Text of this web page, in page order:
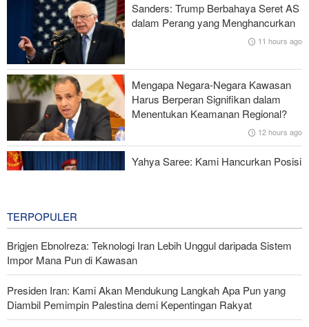
Survei Reuters: Perang dengan Iran Faktor Penyebab
Ketidakstabilan Harga BBM di AS
Serangan Iran Sebabkan Lebih dari 700 Tentara AS Geger Otak
Gagal dalam Perang dengan Iran, Dua Pejabat Senior Mossad
Dipecat
Sanders: Trump Berbahaya Seret AS
dalam Perang yang Menghancurkan
11 hours ago
Mengapa Negara-Negara Kawasan
Harus Berperan Signifikan dalam
Menentukan Keamanan Regional?
12 hours ago
Yahya Saree: Kami Hancurkan Posisi
TERPOPULER
Brigjen Ebnolreza: Teknologi Iran Lebih Unggul daripada Sistem
Impor Mana Pun di Kawasan
Presiden Iran: Kami Akan Mendukung Langkah Apa Pun yang
Diambil Pemimpin Palestina demi Kepentingan Rakyat